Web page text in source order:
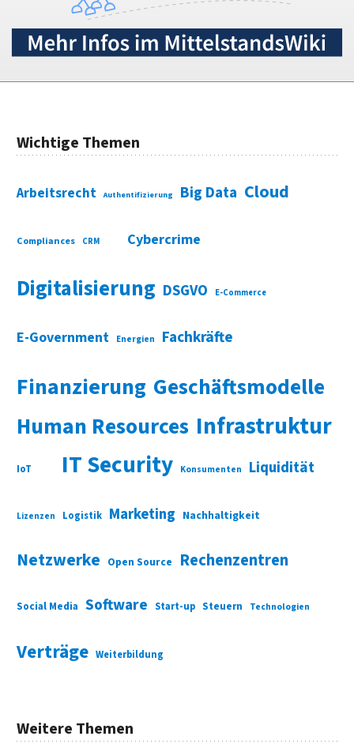
Wichtige Themen
Arbeitsrecht Authentifizierung Big Data Cloud
Compliances CRM Cybercrime
Digitalisierung DSGVO E-Commerce
E-Government Energien Fachkräfte
Finanzierung Geschäftsmodelle
Human Resources Infrastruktur
IoT IT Security Konsumenten Liquidität
Lizenzen Logistik Marketing Nachhaltigkeit
Netzwerke Open Source Rechenzentren
Social Media Software Start-up Steuern Technologien
Verträge Weiterbildung
Weitere Themen